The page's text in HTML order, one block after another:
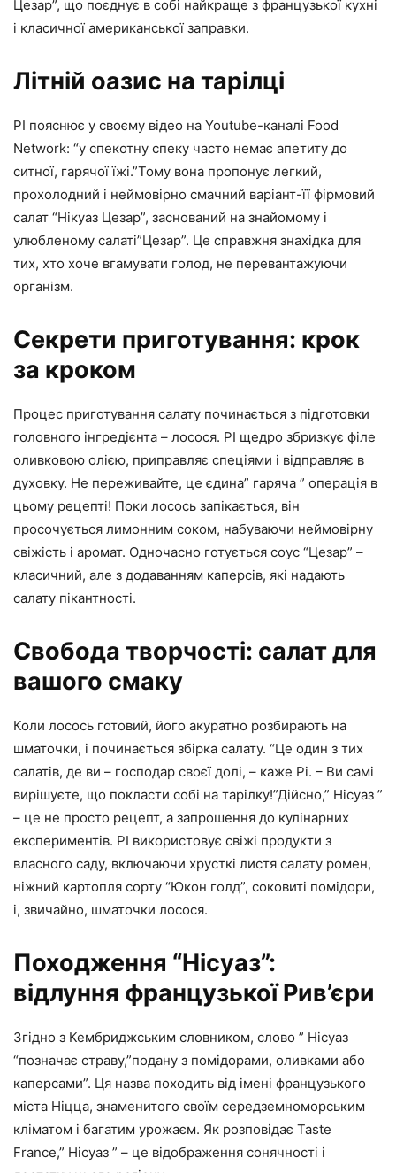
Цезар”, що поєднує в собі найкраще з французької кухні
і класичної американської заправки.
Літній оазис на тарілці
РІ пояснює у своєму відео на Youtube-каналі Food
Network: “у спекотну спеку часто немає апетиту до
ситної, гарячої їжі.”Тому вона пропонує легкий,
прохолодний і неймовірно смачний варіант-її фірмовий
салат “Нікуаз Цезар”, заснований на знайомому і
улюбленому салаті”Цезар”. Це справжня знахідка для
тих, хто хоче вгамувати голод, не перевантажуючи
організм.
Секрети приготування: крок
за кроком
Процес приготування салату починається з підготовки
головного інгредієнта – лосося. РІ щедро збризкує філе
оливковою олією, приправляє спеціями і відправляє в
духовку. Не переживайте, це єдина” гаряча ” операція в
цьому рецепті! Поки лосось запікається, він
просочується лимонним соком, набуваючи неймовірну
свіжість і аромат. Одночасно готується соус “Цезар” –
класичний, але з додаванням каперсів, які надають
салату пікантності.
Свобода творчості: салат для
вашого смаку
Коли лосось готовий, його акуратно розбирають на
шматочки, і починається збірка салату. “Це один з тих
салатів, де ви – господар своєї долі, – каже Рі. – Ви самі
вирішуєте, що покласти собі на тарілку!”Дійсно,” Нісуаз ”
– це не просто рецепт, а запрошення до кулінарних
експериментів. РІ використовує свіжі продукти з
власного саду, включаючи хрусткі листя салату ромен,
ніжний картопля сорту “Юкон голд”, соковиті помідори,
і, звичайно, шматочки лосося.
Походження “Нісуаз”:
відлуння французької Рив’єри
Згідно з Кембриджським словником, слово ” Нісуаз
“позначає страву,”подану з помідорами, оливками або
каперсами”. Ця назва походить від імені французького
міста Ніцца, знаменитого своїм середземноморським
кліматом і багатим урожаєм. Як розповідає Taste
France,” Нісуаз ” – це відображення сонячності і